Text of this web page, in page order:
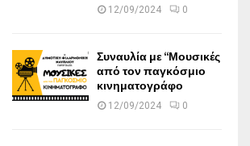
12/09/2024 0
Συναυλία με “Μουσικές
από τον παγκόσμιο
κινηματογράφο
12/09/2024 0